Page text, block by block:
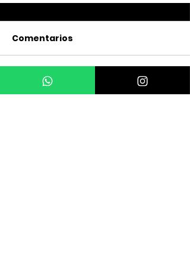
Comentarios
Escribir un comentario...